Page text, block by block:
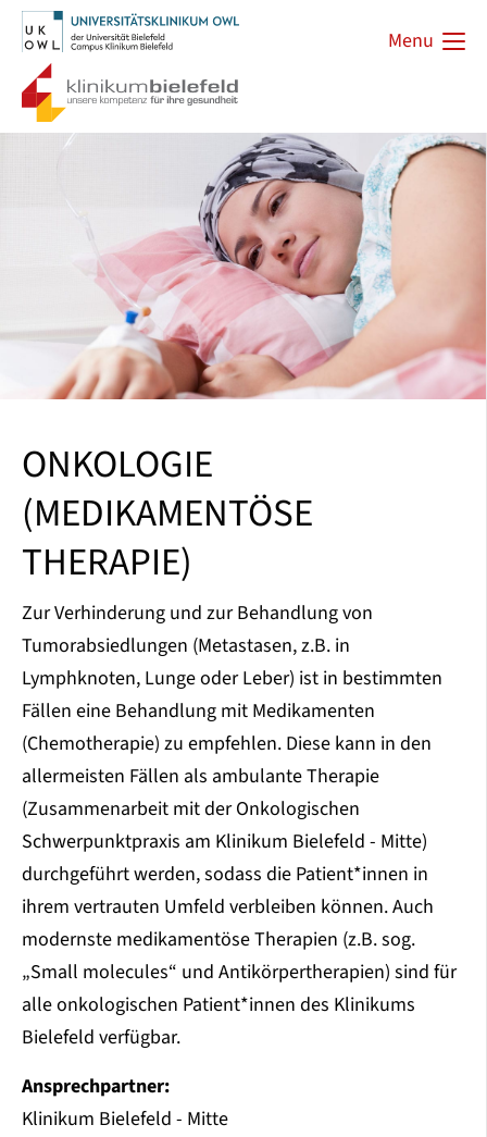
Menu
ONKOLOGIE
(MEDIKAMENTÖSE
THERAPIE)
Zur Verhinderung und zur Behandlung von
Tumorabsiedlungen (Metastasen, z.B. in
Lymphknoten, Lunge oder Leber) ist in bestimmten
Fällen eine Behandlung mit Medikamenten
(Chemotherapie) zu empfehlen. Diese kann in den
allermeisten Fällen als ambulante Therapie
(Zusammenarbeit mit der Onkologischen
Schwerpunktpraxis am Klinikum Bielefeld - Mitte)
durchgeführt werden, sodass die Patient*innen in
ihrem vertrauten Umfeld verbleiben können. Auch
modernste medikamentöse Therapien (z.B. sog.
„Small molecules“ und Antikörpertherapien) sind für
alle onkologischen Patient*innen des Klinikums
Bielefeld verfügbar.
Ansprechpartner:
Klinikum Bielefeld - Mitte